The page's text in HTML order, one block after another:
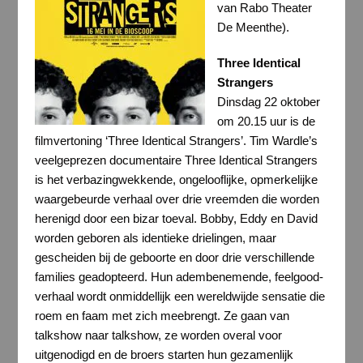
van Rabo Theater
De Meenthe).
Three Identical
Strangers
Dinsdag 22 oktober
om 20.15 uur is de
filmvertoning ‘Three Identical Strangers’. Tim Wardle’s
veelgeprezen documentaire Three Identical Strangers
is het verbazingwekkende, ongelooflijke, opmerkelijke
waargebeurde verhaal over drie vreemden die worden
herenigd door een bizar toeval. Bobby, Eddy en David
worden geboren als identieke drielingen, maar
gescheiden bij de geboorte en door drie verschillende
families geadopteerd. Hun adembenemende, feelgood-
verhaal wordt onmiddellijk een wereldwijde sensatie die
roem en faam met zich meebrengt. Ze gaan van
talkshow naar talkshow, ze worden overal voor
uitgenodigd en de broers starten hun gezamenlijk